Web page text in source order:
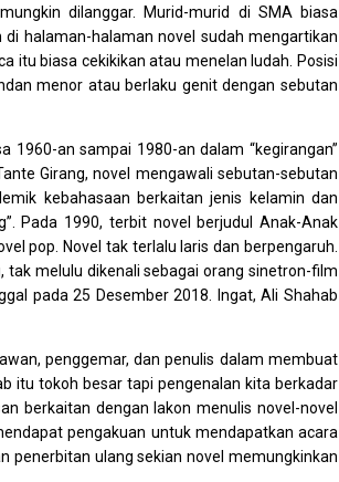
dilanggar. Murid-murid di SMA biasa
halaman-halaman novel sudah mengartikan
itu biasa cekikikan atau menelan ludah. Posisi
menor atau berlaku genit dengan sebutan
an sampai 1980-an dalam “kegirangan”
Girang, novel mengawali sebutan-sebutan
kebahasaan berkaitan jenis kelamin dan
Pada 1990, terbit novel berjudul Anak-Anak
pop. Novel tak terlalu laris dan berpengaruh.
tak melulu dikenali sebagai orang sinetron-film
pada 25 Desember 2018. Ingat, Ali Shahab
penggemar, dan penulis dalam membuat
itu tokoh besar tapi pengenalan kita berkadar
berkaitan dengan lakon menulis novel-novel
pengakuan untuk mendapatkan acara
penerbitan ulang sekian novel memungkinkan